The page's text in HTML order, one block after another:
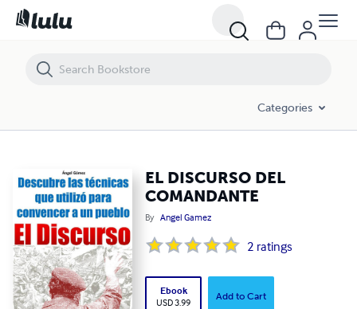
Categories
EL DISCURSO DEL
COMANDANTE
By Angel Gamez
2 ratings
Ebook
USD 3.99
Add to Cart
EL DISCURSO DEL COMANDANTE